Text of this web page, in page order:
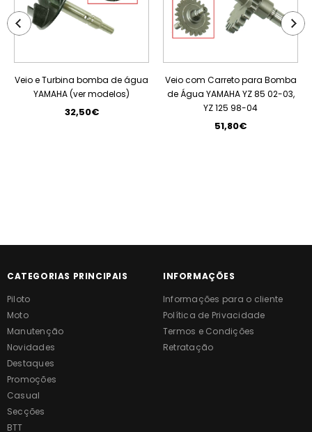
Veio e Turbina bomba de água
YAMAHA (ver modelos)
32,50€
Veio com Carreto para Bomba
de Água YAMAHA YZ 85 02-03,
YZ 125 98-04
51,80€
CATEGORIAS PRINCIPAIS
Piloto
Moto
Manutenção
Novidades
Destaques
Promoções
Casual
Secções
BTT
INFORMAÇÕES
Informações para o cliente
Política de Privacidade
Termos e Condições
Retratação